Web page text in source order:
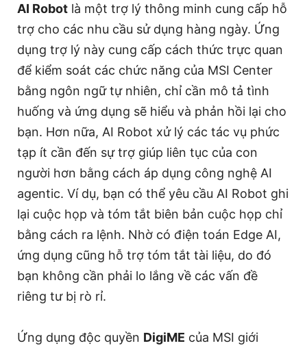
AI Robot là một trợ lý thông minh cung cấp hỗ
trợ cho các nhu cầu sử dụng hàng ngày. Ứng
dụng trợ lý này cung cấp cách thức trực quan
để kiểm soát các chức năng của MSI Center
bằng ngôn ngữ tự nhiên, chỉ cần mô tả tình
huống và ứng dụng sẽ hiểu và phản hồi lại cho
bạn. Hơn nữa, AI Robot xử lý các tác vụ phức
tạp ít cần đến sự trợ giúp liên tục của con
người hơn bằng cách áp dụng công nghệ AI
agentic. Ví dụ, bạn có thể yêu cầu AI Robot ghi
lại cuộc họp và tóm tắt biên bản cuộc họp chỉ
bằng cách ra lệnh. Nhờ có điện toán Edge AI,
ứng dụng cũng hỗ trợ tóm tắt tài liệu, do đó
bạn không cần phải lo lắng về các vấn đề
riêng tư bị rò rỉ.
Ứng dụng độc quyền DigiME của MSI giới